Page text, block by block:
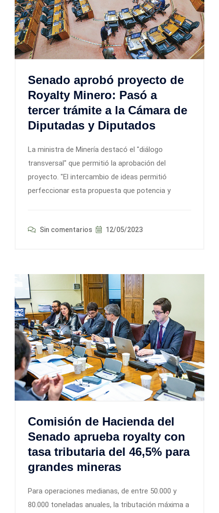
Senado aprobó proyecto de
Royalty Minero: Pasó a
tercer trámite a la Cámara de
Diputadas y Diputados
La ministra de Minería destacó el "diálogo
transversal" que permitió la aprobación del
proyecto. "El intercambio de ideas permitió
perfeccionar esta propuesta que potencia y
Sin comentarios 12/05/2023
Comisión de Hacienda del
Senado aprueba royalty con
tasa tributaria del 46,5% para
grandes mineras
Para operaciones medianas, de entre 50.000 y
80.000 toneladas anuales, la tributación máxima a